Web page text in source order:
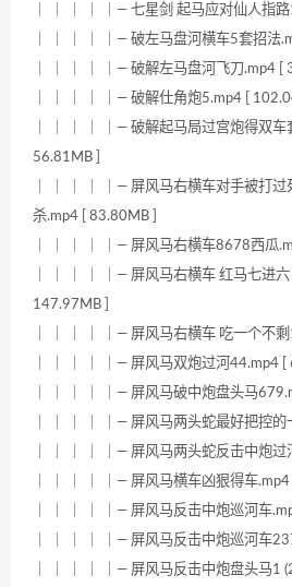
｜ ｜ ｜ ｜ ｜— 七星剑 起马应对仙人指
｜ ｜ ｜ ｜ ｜— 破左马盘河横车5套招法
｜ ｜ ｜ ｜ ｜— 破解左马盘河飞刀.mp4 [
｜ ｜ ｜ ｜ ｜— 破解仕角炮5.mp4 [
｜ ｜ ｜ ｜ ｜— 破解起马局过宫炮得双车
56.81MB ]
｜ ｜ ｜ ｜ ｜— 屏风马右横车对手被打
杀.mp4 [ 83.80MB ]
｜ ｜ ｜ ｜ ｜— 屏风马右横车8678西瓜
｜ ｜ ｜ ｜ ｜— 屏风马右横车 红马七进六
147.97MB ]
｜ ｜ ｜ ｜ ｜— 屏风马右横车 吃一个不
｜ ｜ ｜ ｜ ｜— 屏风马双炮过河44.mp4 [
｜ ｜ ｜ ｜ ｜— 屏风马破中炮盘头马
｜ ｜ ｜ ｜ ｜— 屏风马两头蛇最好把控
｜ ｜ ｜ ｜ ｜— 屏风马两头蛇反击中炮过
｜ ｜ ｜ ｜ ｜— 屏风马横车凶狠得车.mp4
｜ ｜ ｜ ｜ ｜— 屏风马反击中炮巡河车
｜ ｜ ｜ ｜ ｜— 屏风马反击中炮巡河车
｜ ｜ ｜ ｜ ｜— 屏风马反击中炮盘头马1